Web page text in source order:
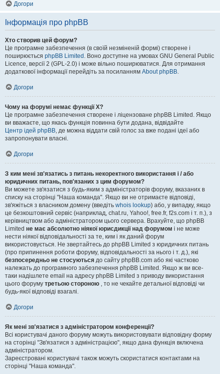
Догори
Інформація про phpBB
Хто створив цей форум?
Це програмне забезпечення (в своїй незміненій формі) створене і
поширюється phpBB Limited . Воно доступне на умовах GNU General Public
Licence, версії 2 (GPL-2.0) і може вільно поширюватися. Для отримання
додаткової інформації перейдіть за посиланням About phpBB.
Догори
Чому на форумі немає функції X?
Це програмне забезпечення створене і ліцензоване phpBB Limited. Якщо
ви вважаєте, що якась функція повинна бути додана, відвідайте
Центр ідей phpBB, де можна віддати свій голос за вже подані ідеї або
запропонувати власні.
Догори
З ким мені зв'язатись з питань некоректного використання і / або
юридичних питань, пов'язаних з цим форумом?
Ви можете зв'язатися з будь-яким з адміністраторів форуму, вказаних в
списку на сторінці "Наша команда". Якщо ви не отримаєте відповіді,
зв'яжіться з власником домену (введіть whois lookup) або, у випадку, якщо
це безкоштовний сервіс (наприклад, chat.ru, Yahoo!, free.fr, f2s.com і т. п.), з
керівництвом або адміністратором цього сервера. Врахуйте, що phpBB
Limited не має абсолютно ніякої юрисдикції над форумом і не може
нести ніякої відповідальності за те, ким і як даний форум
використовується. Не звертайтесь до phpBB Limited з юридичних питань
(про припинення роботи форуму, відповідальності за нього і т. д.), які
безпосередньо не стосуються до сайту phpBB.com або які частково
належать до програмного забезпечення phpBB Limited. Якщо ж ви все-
таки надішлете email на адресу phpBB Limited з приводу використання
цього форуму третьою стороною , то не чекайте детальної відповіді чи
будь-якої відповіді взагалі.
Догори
Як мені зв'язатися з адміністратором конференції?
Всі користувачі даного форуму можуть використовувати відповідну форму
на сторінці "Зв'язатися з адміністрацією", якщо дана функція включена
адміністратором.
Зареєстровані користувачі також можуть скористатися контактами на
сторінці "Наша команда".